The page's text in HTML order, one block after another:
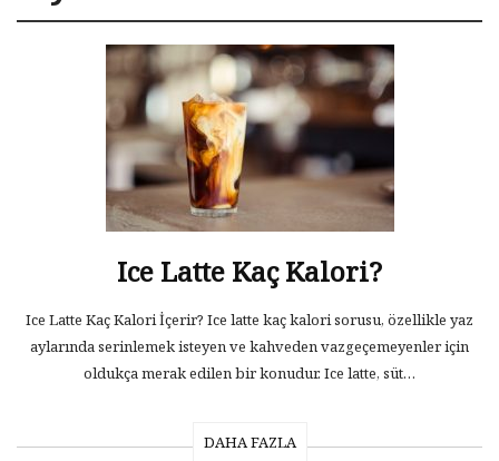
Ice Latte Kaç Kalori?
Ice Latte Kaç Kalori İçerir? Ice latte kaç kalori sorusu, özellikle yaz
aylarında serinlemek isteyen ve kahveden vazgeçemeyenler için
oldukça merak edilen bir konudur. Ice latte, süt…
DAHA FAZLA